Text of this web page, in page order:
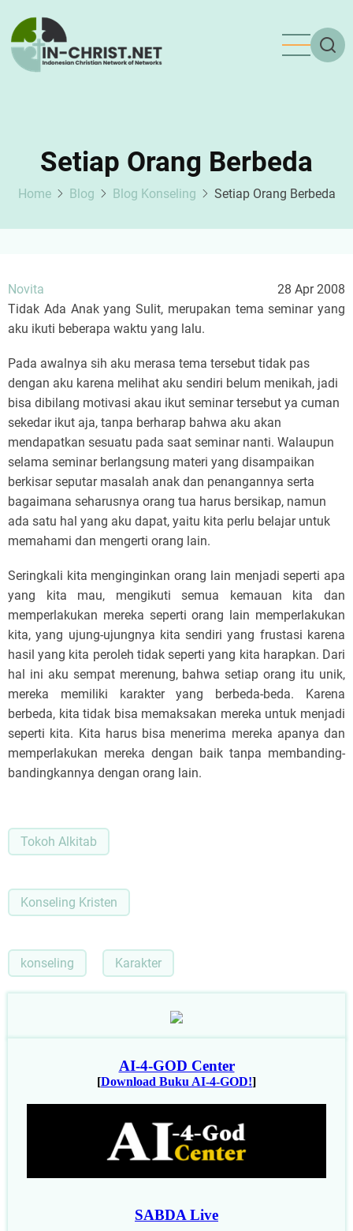
main
content
Setiap Orang Berbeda
Home Blog Blog Konseling Setiap Orang Berbeda
Novita
28 Apr 2008
Tidak Ada Anak yang Sulit, merupakan tema seminar yang
aku ikuti beberapa waktu yang lalu.
Pada awalnya sih aku merasa tema tersebut tidak pas
dengan aku karena melihat aku sendiri belum menikah, jadi
bisa dibilang motivasi akau ikut seminar tersebut ya cuman
sekedar ikut aja, tanpa berharap bahwa aku akan
mendapatkan sesuatu pada saat seminar nanti. Walaupun
selama seminar berlangsung materi yang disampaikan
berkisar seputar masalah anak dan penangannya serta
bagaimana seharusnya orang tua harus bersikap, namun
ada satu hal yang aku dapat, yaitu kita perlu belajar untuk
memahami dan mengerti orang lain.
Seringkali kita menginginkan orang lain menjadi seperti apa
yang kita mau, mengikuti semua kemauan kita dan
memperlakukan mereka seperti orang lain memperlakukan
kita, yang ujung-ujungnya kita sendiri yang frustasi karena
hasil yang kita peroleh tidak seperti yang kita harapkan. Dari
hal ini aku sempat merenung, bahwa setiap orang itu unik,
mereka memiliki karakter yang berbeda-beda. Karena
berbeda, kita tidak bisa memaksakan mereka untuk menjadi
seperti kita. Kita harus bisa menerima mereka apanya dan
memperlakukan mereka dengan baik tanpa membanding-
bandingkannya dengan orang lain.
Tokoh Alkitab
Konseling Kristen
konseling Karakter